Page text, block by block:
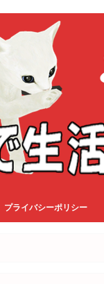
プライバシーポリシー